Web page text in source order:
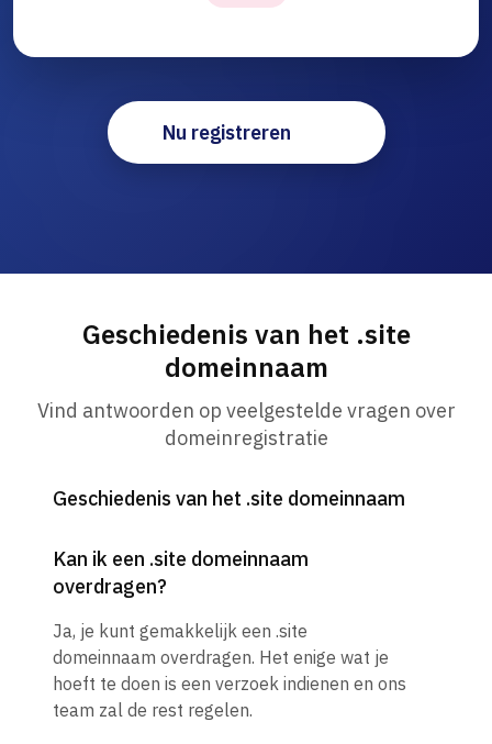
Nu registreren
Geschiedenis van het .site
domeinnaam
Vind antwoorden op veelgestelde vragen over
domeinregistratie
Geschiedenis van het .site domeinnaam
Kan ik een .site domeinnaam
overdragen?
Ja, je kunt gemakkelijk een .site
domeinnaam overdragen. Het enige wat je
hoeft te doen is een verzoek indienen en ons
team zal de rest regelen.